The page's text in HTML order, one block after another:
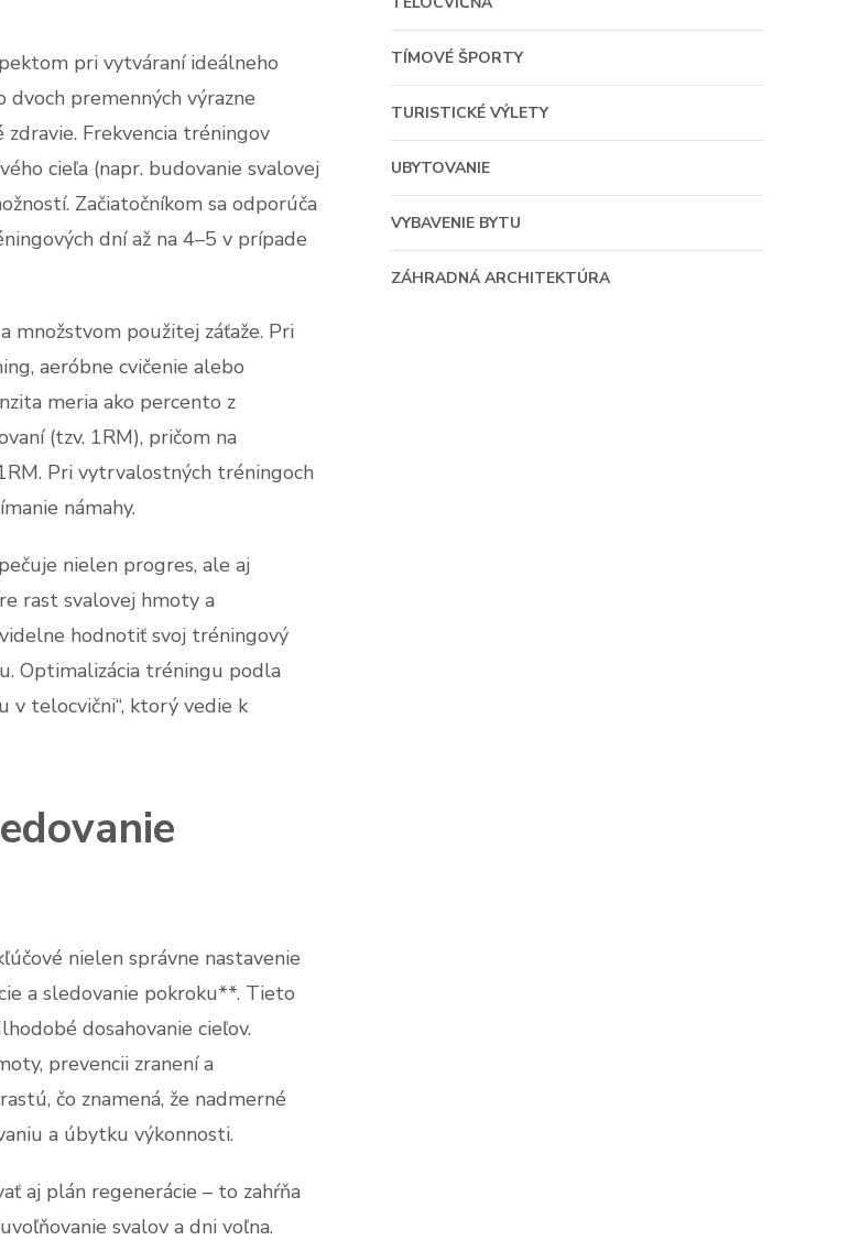
pri vytváraní ideálneho
premenných výrazne
Frekvencia tréningov
cieľa (napr. budovanie svalovej
Začiatočníkom sa odporúča
dní až na 4–5 v prípade
množstvom použitej záťaže. Pri
aeróbne cvičenie alebo
meria ako percento z
(tzv. 1RM), pričom na
Pri vytrvalostných tréningoch
námahy.
nielen progres, ale aj
rast svalovej hmoty a
hodnotiť svoj tréningový
Optimalizácia tréningu podla
v telocvični“, ktorý vedie k
nielen správne nastavenie
a sledovanie pokroku**. Tieto
dosahovanie cieľov.
prevencii zranení a
čo znamená, že nadmerné
a úbytku výkonnosti.
aj plán regenerácie – to zahŕňa
svalov a dni voľna.
TÍMOVÉ ŠPORTY
TURISTICKÉ VÝLETY
UBYTOVANIE
VYBAVENIE BYTU
ZÁHRADNÁ ARCHITEKTÚRA